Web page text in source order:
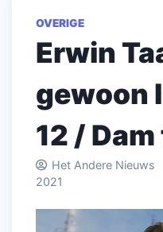
OVERIGE
Erwin
gewoon
12 /
Het Andere Nieuws
2021
Videospeler